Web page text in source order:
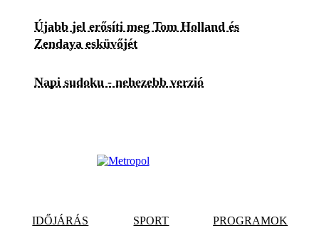
Újabb jel erősíti meg Tom Holland és
Zendaya esküvőjét
Napi sudoku - nehezebb verzió
IDŐJÁRÁS SPORT PROGRAMOK